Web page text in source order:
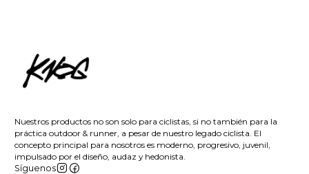
Nuestros productos no son solo para ciclistas, si no también para la
práctica outdoor & runner, a pesar de nuestro legado ciclista. El
concepto principal para nosotros es moderno, progresivo, juvenil,
impulsado por el diseño, audaz y hedonista.
Síguenos